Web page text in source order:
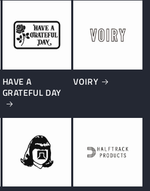
HAVE A
GRATEFUL DAY
VOIRY